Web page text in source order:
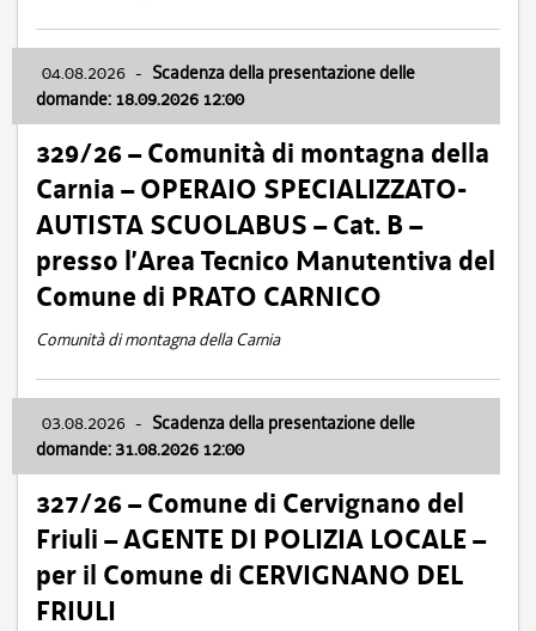
04.08.2026 - Scadenza della presentazione delle
domande: 18.09.2026 12:00
329/26 – Comunità di montagna della
Carnia – OPERAIO SPECIALIZZATO-
AUTISTA SCUOLABUS – Cat. B –
presso l’Area Tecnico Manutentiva del
Comune di PRATO CARNICO
Comunità di montagna della Carnia
03.08.2026 - Scadenza della presentazione delle
domande: 31.08.2026 12:00
327/26 – Comune di Cervignano del
Friuli – AGENTE DI POLIZIA LOCALE –
per il Comune di CERVIGNANO DEL
FRIULI